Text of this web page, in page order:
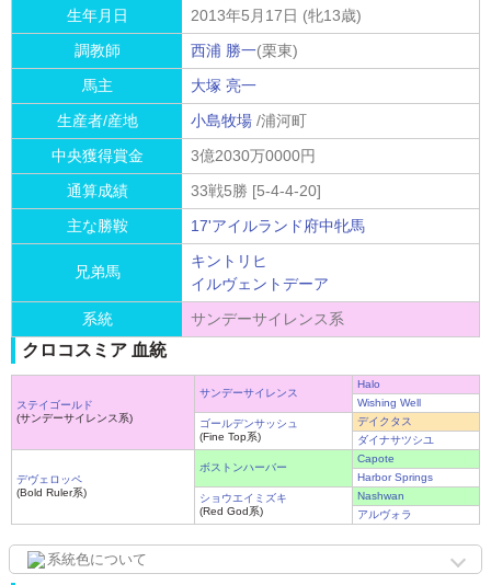
プラン案内
生年月日
2013年5月17日 (牝13歳)
調教師
西浦 勝一(栗東)
馬主
大塚 亮一
生産者/産地
小島牧場 /浦河町
中央獲得賞金
3億2030万0000円
通算成績
33戦5勝 [5-4-4-20]
主な勝鞍
17'アイルランド府中牝馬
兄弟馬
キントリヒ
イルヴェントデーア
系統
サンデーサイレンス系
クロコスミア 血統
ステイゴールド
(サンデーサイレンス系)
サンデーサイレンス
Halo
Wishing Well
ゴールデンサッシュ
(Fine Top系)
デイクタス
ダイナサツシユ
デヴェロッペ
(Bold Ruler系)
ボストンハーバー
Capote
Harbor Springs
ショウエイミズキ
(Red God系)
Nashwan
アルヴォラ
系統色について